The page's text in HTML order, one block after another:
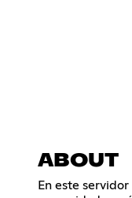
ABOUT
En este